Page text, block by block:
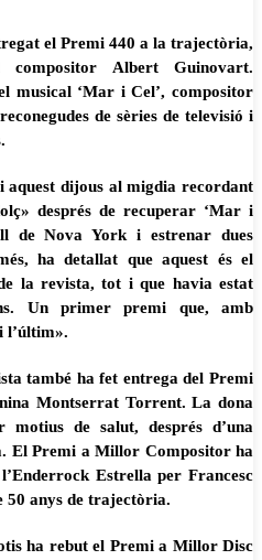
el Premi 440 a la trajectòria,
Albert Guinovart.
musical ‘Mar i Cel’, compositor
de sèries de televisió i
dijous al migdia recordant
després de recuperar ‘Mar i
de Nova York i estrenar dues
ha detallat que aquest és el
la revista, tot i que havia estat
Un primer premi que, amb
l’últim».
també ha fet entrega del Premi
Montserrat Torrent. La dona
de salut, després d’una
El Premi a Millor Compositor ha
Estrella per Francesc
50 anys de trajectòria.
ha rebut el Premi a Millor Disc